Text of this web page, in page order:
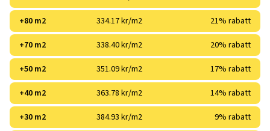
+80 m2 334.17 kr/m2 21% rabatt
+70 m2 338.40 kr/m2 20% rabatt
+50 m2 351.09 kr/m2 17% rabatt
+40 m2 363.78 kr/m2 14% rabatt
+30 m2 384.93 kr/m2 9% rabatt